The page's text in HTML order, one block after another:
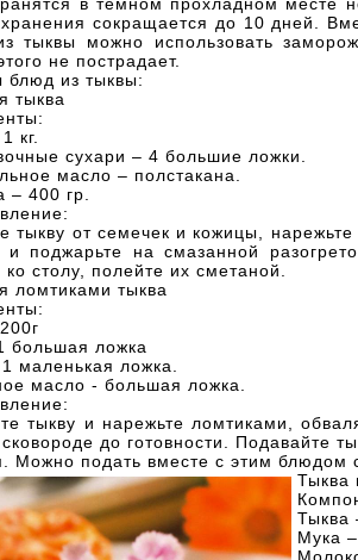
сокращается до 10 дней.
тыквы можно использовать
не пострадает.
блюд из тыквы:
тыква
кг.
сухари – 4 большие ложки.
масло – полстакана.
– 400 гр.
тыкву от семечек и кожицы,
и поджарьте на смазанной
ко столу, полейте их сметаной.
ломтиками тыква
большая ложка
маленькая ложка.
масло - большая ложка.
тыкву и нарежьте ломтиками,
до готовности. Подавайте
Можно подать вместе с этим блюдом
Тыква
Тыква
Мука –